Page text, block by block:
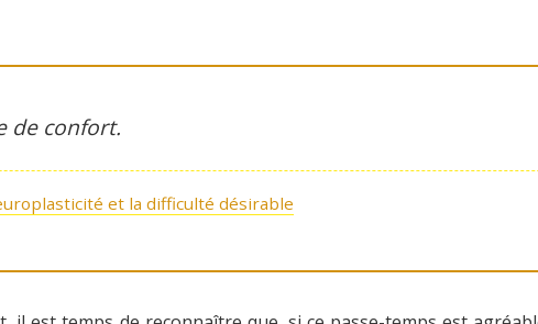
de confort.
et la difficulté désirable